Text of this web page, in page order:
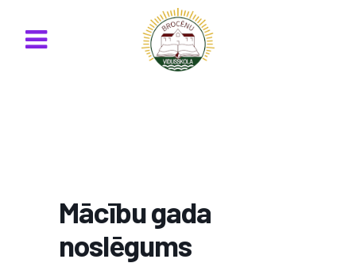
Mācību gada
noslēgums